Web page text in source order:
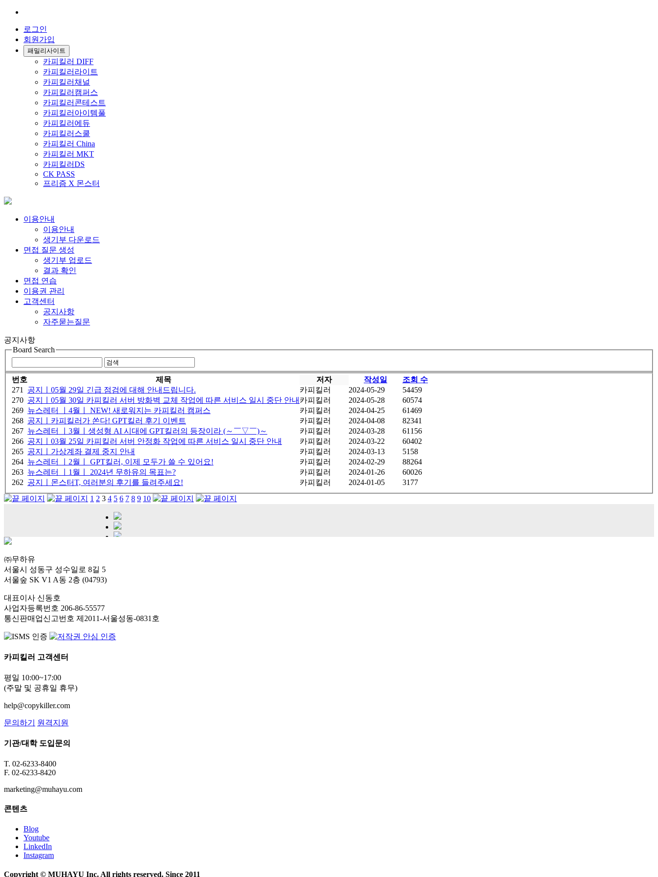
로그인
회원가입
패밀리사이트
카피킬러 DIFF
카피킬러라이트
카피킬러채널
카피킬러캠퍼스
카피킬러콘테스트
카피킬러아이템풀
카피킬러에듀
카피킬러스쿨
카피킬러 China
카피킬러 MKT
카피킬러DS
CK PASS
프리즘 X 몬스터
이용안내
이용안내
생기부 다운로드
면접 질문 생성
생기부 업로드
결과 확인
면접 연습
이용권 관리
고객센터
공지사항
자주묻는질문
공지사항
Board Search
번호 제목 저자 작성일
조회 수
271
공지ㅣ05월 29일 긴급 점검에 대해 안내드립니다. 카피킬러 2024-05-29
54459
270 공지ㅣ05월 30일 카피킬러 서버 방화벽 교체 작업에 따른 서비스 일시 중단 안내 카피킬러 2024-05-28
60574
269 뉴스레터 ㅣ4월ㅣ NEW! 새로워지는 카피킬러 캠퍼스 카피킬러 2024-04-25
61469
268 공지ㅣ카피킬러가 쏜다! GPT킬러 후기 이벤트 카피킬러 2024-04-08
82341
267
뉴스레터 ㅣ3월ㅣ생성형 AI 시대에 GPT킬러의 등장이라 (～￣▽￣)～ 카피킬러 2024-03-28
61156
266 공지ㅣ03월 25일 카피킬러 서버 안정화 작업에 따른 서비스 일시 중단 안내 카피킬러 2024-03-22
60402
265 공지ㅣ가상계좌 결제 중지 안내 카피킬러 2024-03-13
5158
264 뉴스레터 ㅣ2월ㅣ GPT킬러, 이제 모두가 쓸 수 있어요! 카피킬러 2024-02-29
88264
263 뉴스레터 ㅣ1월ㅣ 2024년 무하유의 목표는? 카피킬러 2024-01-26
60026
262 공지ㅣ몬스터T, 여러분의 후기를 들려주세요! 카피킬러 2024-01-05
3177
1 2 3 4 5 6 7 8 9 10
㈜무하유
서울시 성동구 성수일로 8길 5
서울숲 SK V1 A동 2층 (04793)
대표이사 신동호
사업자등록번호 206-86-55577
통신판매업신고번호 제2011-서울성동-0831호
카피킬러 고객센터
평일 10:00~17:00
(주말 및 공휴일 휴무)
help@copykiller.com
문의하기 원격지원
기관/대학 도입문의
T. 02-6233-8400
F. 02-6233-8420
marketing@muhayu.com
콘텐츠
Blog
Youtube
LinkedIn
Instagram
Copyright © MUHAYU Inc. All rights reserved. Since 2011